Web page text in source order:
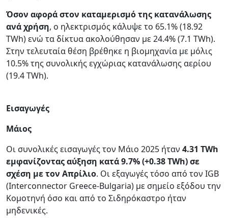
Όσον αφορά στον καταμερισμό της κατανάλωσης
ανά χρήση, ο ηλεκτρισμός κάλυψε το 65.1% (18.92
TWh) ενώ τα δίκτυα ακολούθησαν με 24.4% (7.1 TWh).
Στην τελευταία θέση βρέθηκε η βιομηχανία με μόλις
10.5% της συνολικής εγχώριας κατανάλωσης αερίου
(19.4 TWh).
Εισαγωγές
Μάιος
Οι συνολικές εισαγωγές τον Μάιο 2025 ήταν 4.31 TWh
εμφανίζοντας αύξηση κατά 9.7% (+0.38 TWh) σε
σχέση με τον Απρίλιο. Οι εξαγωγές τόσο από τον IGB
(Interconnector Greece-Bulgaria) με σημείο εξόδου την
Κομοτηνή όσο και από το Σιδηρόκαστρο ήταν
μηδενικές.